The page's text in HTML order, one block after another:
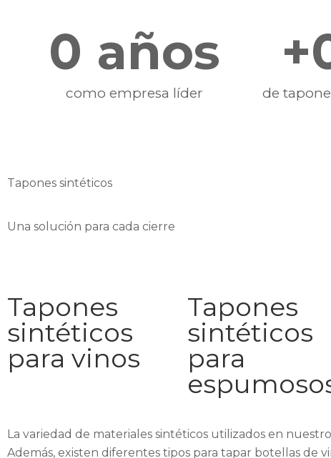
como empresa líder
0 años
de
+
Tapones sintéticos
Una solución para cada cierre
Tapones
sintéticos
para vinos
Tapones
sintéticos
para
La variedad de materiales sintéticos utilizados en
Además, existen diferentes tipos para tapar botellas de